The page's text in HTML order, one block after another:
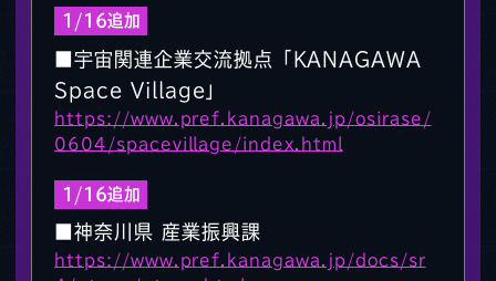
1/16追加
■宇宙関連企業交流拠点「KANAGAWA
Space Village」
https://www.pref.kanagawa.jp/osirase/
0604/spacevillage/index.html
1/16追加
■神奈川県 産業振興課
https://www.pref.kanagawa.jp/docs/sr